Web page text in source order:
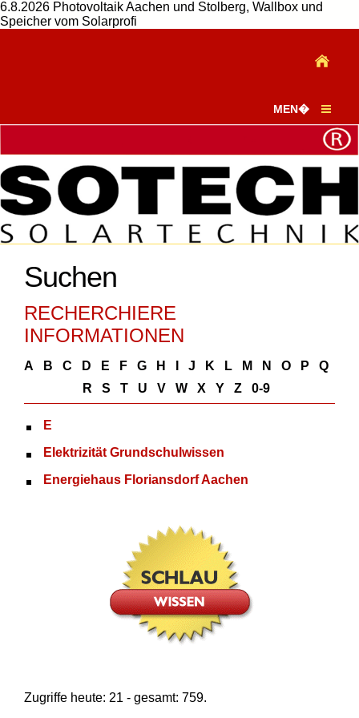
6.8.2026 Photovoltaik Aachen und Stolberg, Wallbox und
Speicher vom Solarprofi
MEN�
Suchen
RECHERCHIERE
INFORMATIONEN
A B C D E F G H J K L M N O P
Q
R
S T U V W X Y Z 0-9
E
Elektrizität Grundschulwissen
Energiehaus Floriansdorf Aachen
Zugriffe heute: 21 - gesamt: 759.